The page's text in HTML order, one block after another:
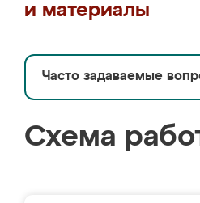
и материалы
Часто задаваемые
Схема